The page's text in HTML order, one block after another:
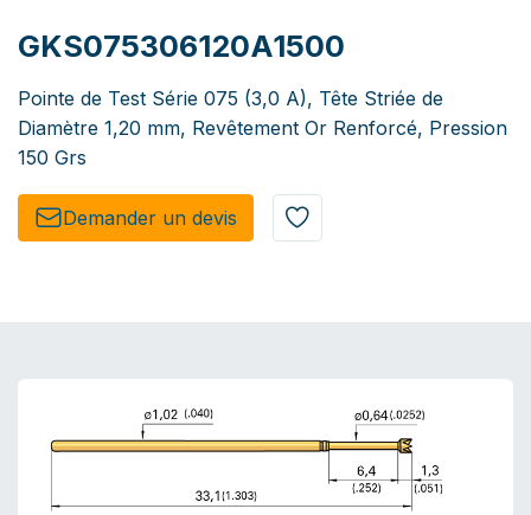
GKS075306120A1500
Pointe de Test Série 075 (3,0 A), Tête Striée de
Diamètre 1,20 mm, Revêtement Or Renforcé, Pression
150 Grs
Demander un de​​vis​​